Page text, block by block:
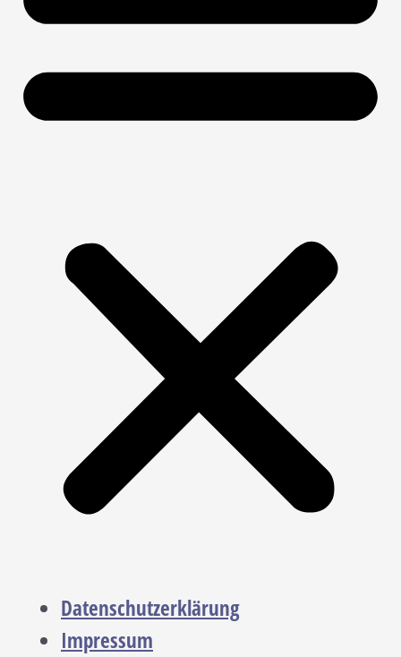
Datenschutzerklärung
Impressum